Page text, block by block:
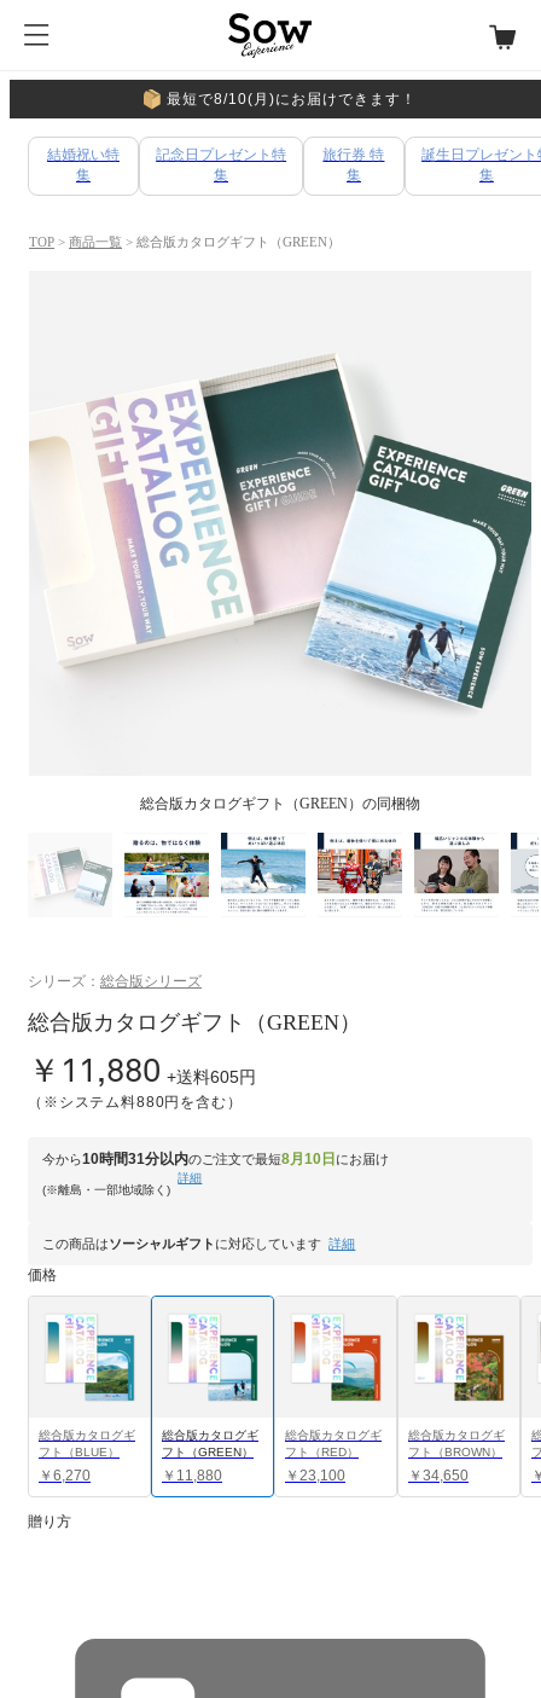
最短で8/10(月)にお届けできます！
結婚祝い特
集
記念日プレゼント特
集
旅行券 特
集
誕生日プレゼント
集
TOP > 商品一覧 > 総合版カタログギフト（GREEN）
シリーズ： 総合版シリーズ
総合版カタログギフト（GREEN）
￥11,880 +送料605円
（※システム料880円を含む）
今から10時間31分以内のご注文で最短8月10日にお届け
(※離島・一部地域除く)
詳細
この商品はソーシャルギフト に対応しています 詳細
価格
総合版カタログギ
フト（BLUE）
￥6,270
総合版カタログギ
フト（GREEN）
￥11,880
総合版カタログギ
フト（RED）
￥23,100
総合版カタログギ
フト（BROWN）
￥34,650
贈り方